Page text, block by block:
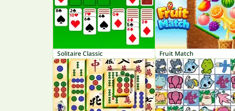
Solitaire Classic Fruit Match